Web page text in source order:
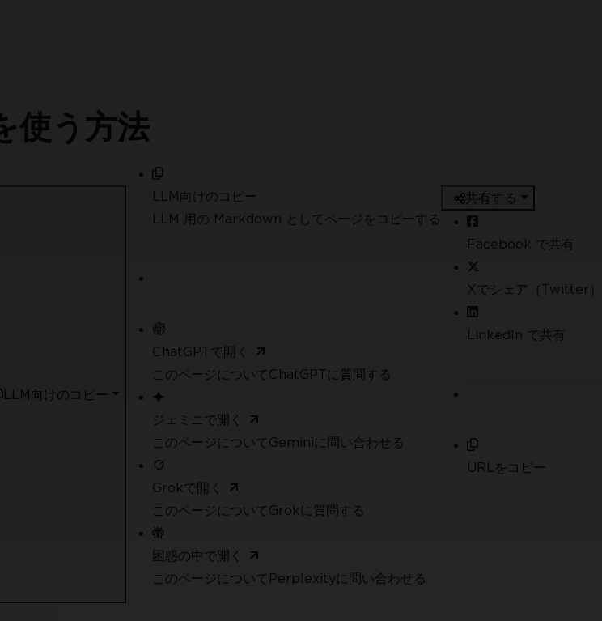
使う方法
LLM向けのコピー
LLM向けのコピー
LLM 用の Markdown としてページをコピーする
ChatGPTで開く
このページについてChatGPTに質問する
ジェミニで開く
このページについてGeminiに問い合わせる
Grokで開く
このページについてGrokに質問する
困惑の中で開く
このページについてPerplexityに問い合わせる
共有する
Facebook で共有
Xでシェア（Twitter）
LinkedIn で共有
URLをコピー